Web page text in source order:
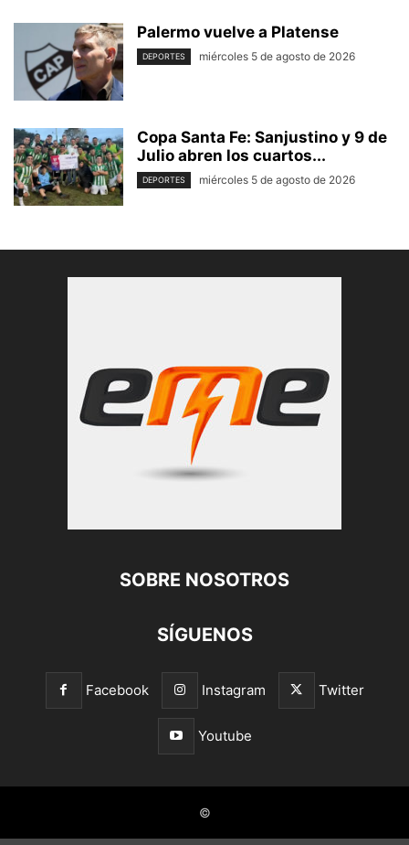
Palermo vuelve a Platense
DEPORTES miércoles 5 de agosto de 2026
Copa Santa Fe: Sanjustino y 9 de
Julio abren los cuartos...
DEPORTES miércoles 5 de agosto de 2026
SOBRE NOSOTROS
SÍGUENOS
Facebook Instagram Twitter
Youtube
©